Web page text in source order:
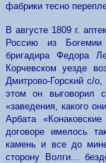
фабрики тесно
В августе 1809 г.
Россию из Богемии
бригадира Федора
Корчевском уезде
Дмитрово-Горский с/
этом он выговорил
«заведения, какого
Арбата
договоре имелось
камень и все до
сторону Волги...